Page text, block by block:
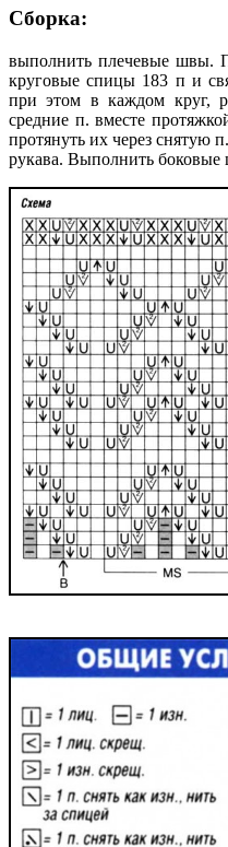
Сборка:
выполнить плечевые швы.
круговые спицы 183 п и
при этом в каждом круг,
средние п. вместе
протянуть их через снятую
рукава. Выполнить